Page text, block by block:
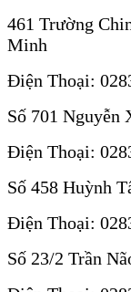
461 Trường
Minh
Điện Thoại:
Số 701 Nguyễn
Điện Thoại:
Số 458 Huỳnh
Điện Thoại:
Số 23/2 Trần